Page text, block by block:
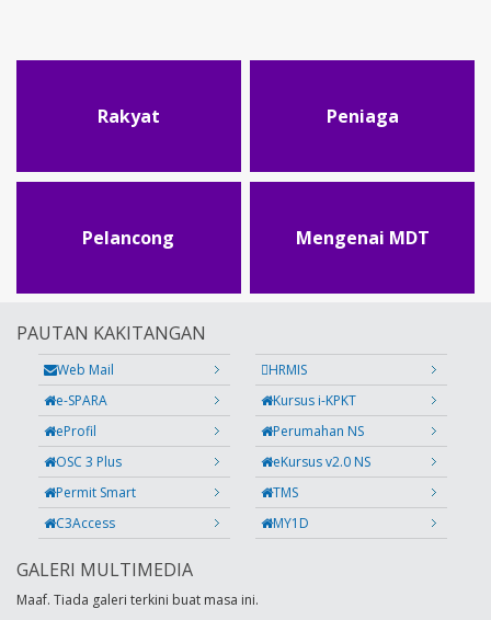
Rakyat Peniaga
Pelancong Mengenai MDT
PAUTAN KAKITANGAN
Web Mail
HRMIS
e-SPARA
Kursus i-KPKT
eProfil
Perumahan NS
OSC 3 Plus
eKursus v2.0 NS
Permit Smart
TMS
C3Access
MY1D
GALERI MULTIMEDIA
Maaf. Tiada galeri terkini buat masa ini.